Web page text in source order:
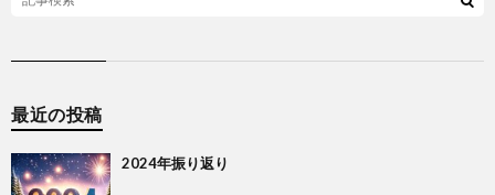
最近の投稿
2024年振り返り